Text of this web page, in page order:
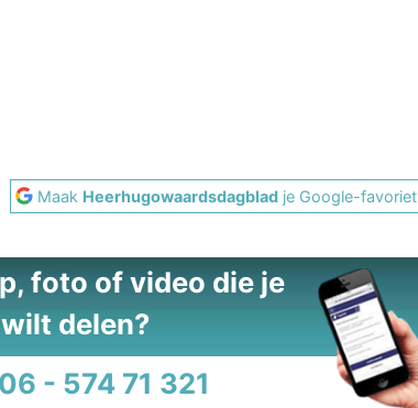
Maak Heerhugowaardsdagblad je Google-favoriet
foto of video die je
delen?
06 - 574 71 321